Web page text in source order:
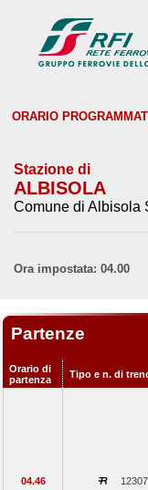
ORARIO
Stazione di
ALBISOLA
Comune di Albisola
Ora impostata: 04.00
Partenze
Orario di
partenza
Tipo e n. di
04.46 12307